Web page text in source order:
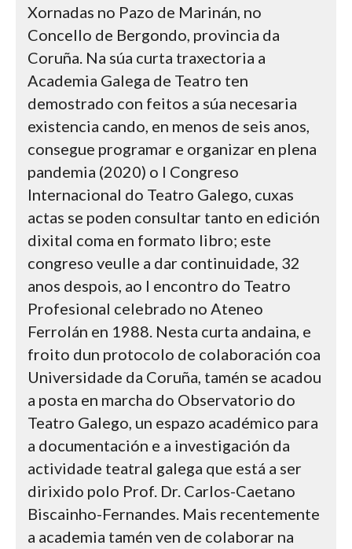
Xornadas no Pazo de Marinán, no
Concello de Bergondo, provincia da
Coruña. Na súa curta traxectoria a
Academia Galega de Teatro ten
demostrado con feitos a súa necesaria
existencia cando, en menos de seis anos,
consegue programar e organizar en plena
pandemia (2020) o I Congreso
Internacional do Teatro Galego, cuxas
actas se poden consultar tanto en edición
dixital coma en formato libro; este
congreso veulle a dar continuidade, 32
anos despois, ao I encontro do Teatro
Profesional celebrado no Ateneo
Ferrolán en 1988. Nesta curta andaina, e
froito dun protocolo de colaboración coa
Universidade da Coruña, tamén se acadou
a posta en marcha do Observatorio do
Teatro Galego, un espazo académico para
a documentación e a investigación da
actividade teatral galega que está a ser
dirixido polo Prof. Dr. Carlos-Caetano
Biscainho-Fernandes. Mais recentemente
a academia tamén ven de colaborar na